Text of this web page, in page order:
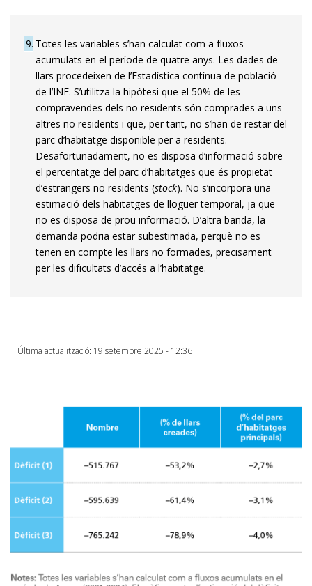
9 Totes les variables s’han calculat com a fluxos
acumulats en el període de quatre anys. Les dades de
llars procedeixen de l’Estadística contínua de població
de l’INE. S’utilitza la hipòtesi que el 50% de les
compravendes dels no residents són comprades a uns
altres no residents i que, per tant, no s’han de restar del
parc d’habitatge disponible per a residents.
Desafortunadament, no es disposa d’informació sobre
el percentatge del parc d’habitatges que és propietat
d’estrangers no residents (stock). No s’incorpora una
estimació dels habitatges de lloguer temporal, ja que
no es disposa de prou informació. D’altra banda, la
demanda podria estar subestimada, perquè no es
tenen en compte les llars no formades, precisament
per les dificultats d’accés a l’habitatge.
Última actualització: 19 setembre 2025 - 12:36